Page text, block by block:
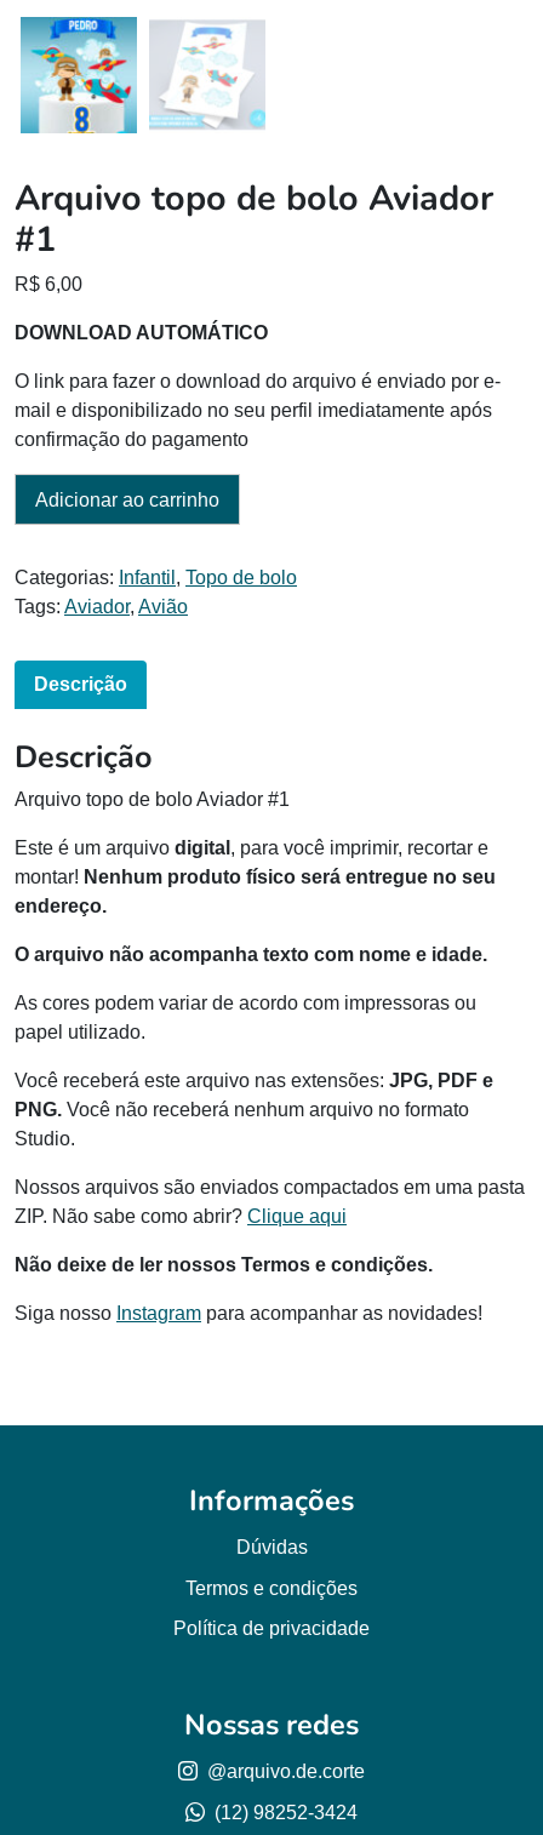
Arquivo topo de bolo Aviador
#1
R$ 6,00
DOWNLOAD AUTOMÁTICO
O link para fazer o download do arquivo é enviado por e-
mail e disponibilizado no seu perfil imediatamente após
confirmação do pagamento
Adicionar ao carrinho
Categorias: Infantil , Topo de bolo
Tags: Aviador, Avião
Descrição
Descrição
Arquivo topo de bolo Aviador #1
Este é um arquivo digital , para você imprimir, recortar e
montar! Nenhum produto físico será entregue no seu
endereço.
O arquivo não acompanha texto com nome e idade.
As cores podem variar de acordo com impressoras ou
papel utilizado.
Você receberá este arquivo nas extensões: JPG, PDF e
PNG. Você não receberá nenhum arquivo no formato
Studio.
Nossos arquivos são enviados compactados em uma pasta
ZIP. Não sabe como abrir? Clique aqui
Não deixe de ler nossos Termos e condições.
Siga nosso Instagram para acompanhar as novidades!
Informações
Dúvidas
Termos e condições
Política de privacidade
Nossas redes
@arquivo.de.corte
(12) 98252-3424